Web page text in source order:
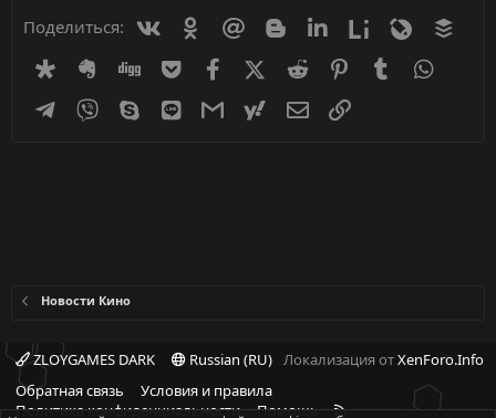
Поделиться: ВконтактеОдноклассники
Mail.ru BloggerLinkedinLiveinternet
Livejournal
DiasporaEvernoteDigg GetpocketFacebookX (Twitter)
Reddit PinterestTumblr
Telegram
Viber Skype Line GmailyahoomailЭлектронная почта
Новости Кино
ZLOYGAMES DARK Russian (RU) Локализация отXenForo.Info
Обратная связь
Условия и правила
Политика конфиденциальности
Помощь R